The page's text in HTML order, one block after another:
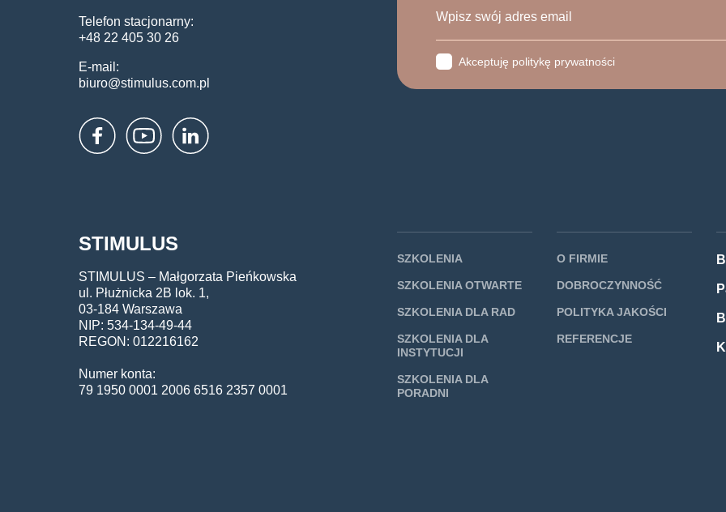
Telefon stacjonarny:
+48 22 405 30 26
E-mail:
biuro@stimulus.com.pl
Akceptuję politykę prywatności
STIMULUS
STIMULUS – Małgorzata Pieńkowska
ul. Płużnicka 2B lok. 1,
03-184 Warszawa
NIP: 534-134-49-44
REGON: 012216162
Numer konta:
79 1950 0001 2006 6516 2357 0001
SZKOLENIA
SZKOLENIA OTWARTE
SZKOLENIA DLA RAD
SZKOLENIA DLA
INSTYTUCJI
SZKOLENIA DLA
PORADNI
O FIRMIE
DOBROCZYNNOŚĆ
POLITYKA JAKOŚCI
REFERENCJE